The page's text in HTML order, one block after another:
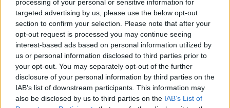
processing of your personal or sensitive information for
targeted advertising by us, please use the below opt-out
section to confirm your selection. Please note that after your
opt-out request is processed you may continue seeing
interest-based ads based on personal information utilized by
us or personal information disclosed to third parties prior to
your opt-out. You may separately opt-out of the further
disclosure of your personal information by third parties on the
IAB’s list of downstream participants. This information may
also be disclosed by us to third parties on the IAB’s List of
22/06/2026
DENIS MARTIN, FORMATEUR EN CUISINE